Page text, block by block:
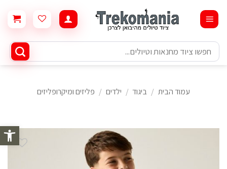
פתח
content
חיפוש
עבור:
עמוד הבית / ביגוד / ילדים / פליזים ומיקרופליזים